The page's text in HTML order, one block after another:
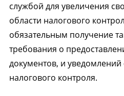
службой для увеличения
области налогового
обязательным получение
требования о
документов, и
налогового контроля.